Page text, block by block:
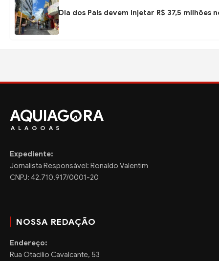
Dia dos Pais devem injetar R$ 37,5 milhões
AQUIAG RA
ALAGOAS
Expediente:
Jornalista Responsável: Ronaldo Valentim
CNPJ: 42.710.917/0001-20
NOSSA REDAÇÃO
Endereço:
Rua Otacilio Cavalcante, 53